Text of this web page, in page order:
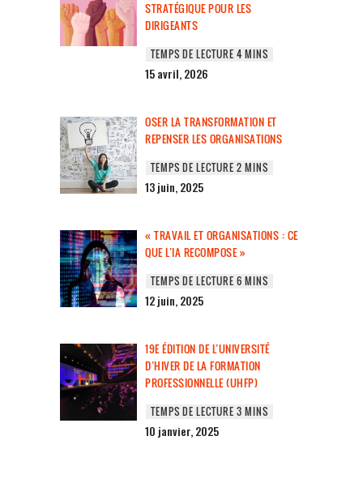
STRATÉGIQUE POUR LES
DIRIGEANTS
15 avril, 2026
OSER LA TRANSFORMATION ET
REPENSER LES ORGANISATIONS
13 juin, 2025
« TRAVAIL ET ORGANISATIONS : CE
QUE L’IA RECOMPOSE »
12 juin, 2025
19E ÉDITION DE L’UNIVERSITÉ
D’HIVER DE LA FORMATION
PROFESSIONNELLE (UHFP)
10 janvier, 2025